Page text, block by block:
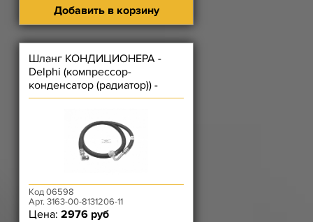
Добавить в корзину
Шланг КОНДИЦИОНЕРА -
Delphi (компрессор-
конденсатор (радиатор)) -
(наружный Ф 21,5 мм, длина
Код 06598
Арт. 3163-00-8131206-11
Цена: 2976 руб